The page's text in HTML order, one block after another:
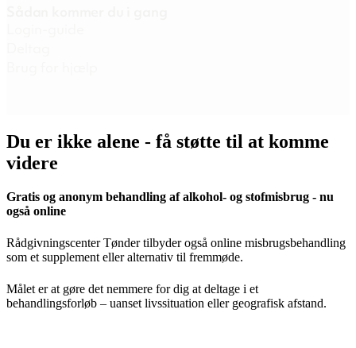
Du er ikke alene - få støtte til at komme
videre
Gratis og anonym behandling af alkohol- og stofmisbrug - nu
også online
Rådgivningscenter Tønder tilbyder også online misbrugsbehandling
som et supplement eller alternativ til fremmøde.
Målet er at gøre det nemmere for dig at deltage i et
behandlingsforløb – uanset livssituation eller geografisk afstand.